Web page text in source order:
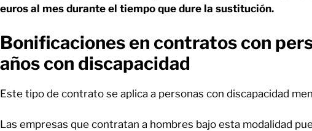
euros al mes durante el tiempo que dure la sustitución.
Bonificaciones en contratos con
años con discapacidad
Este tipo de contrato se aplica a personas con discapacidad
Las empresas que contratan a hombres bajo esta modalidad